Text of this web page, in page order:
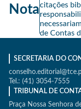
Notacitações
de Contas
SECRETARIA DO
Tel.: (41) 3054-7555
TRIBUNAL DE
Praça Nossa Senhora